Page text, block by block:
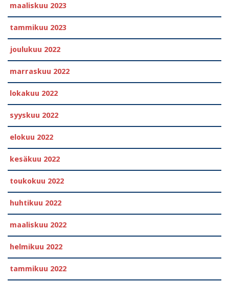
maaliskuu 2023
tammikuu 2023
joulukuu 2022
marraskuu 2022
lokakuu 2022
syyskuu 2022
elokuu 2022
kesäkuu 2022
toukokuu 2022
huhtikuu 2022
maaliskuu 2022
helmikuu 2022
tammikuu 2022